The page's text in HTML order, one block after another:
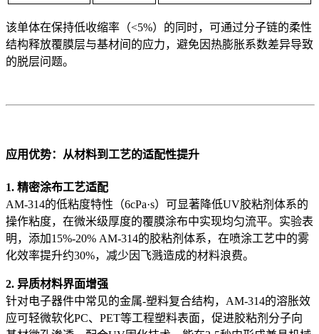
该单体在保持低收缩率（<5%）的同时，可通过分子链的柔性
结构释放覆膜层与基材间的应力，避免因热膨胀系数差异导致
的脱层问题。
应用优势：从材料到工艺的适配性提升
1. 精密涂布工艺适配
AM-314的低粘度特性（6cPa·s）可显著降低UV胶粘剂体系的
操作粘度，在微米级厚度的覆膜涂布中实现均匀流平。实验表
明，添加15%-20% AM-314的胶粘剂体系，在喷涂工艺中的雾
化效率提升约30%，减少因飞溅造成的材料浪费。
2. 异质材料界面增强
针对电子器件中常见的金属-塑料复合结构，AM-314的溶胀效
应可轻微软化PC、PET等工程塑料表面，促进胶粘剂分子向